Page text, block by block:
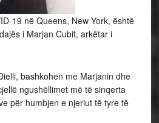
19 në Queens, New York, është
i Marjan Cubit, arkëtar i
bashkohen me Marjanin dhe
ngushëllimet më të sinqerta
për humbjen e njeriut të tyre të